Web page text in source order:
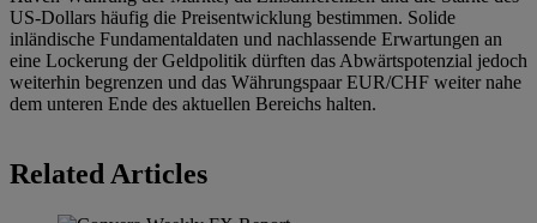
US-Dollars häufig die Preisentwicklung bestimmen. Solide
inländische Fundamentaldaten und nachlassende Erwartungen an
eine Lockerung der Geldpolitik dürften das Abwärtspotenzial jedoch
weiterhin begrenzen und das Währungspaar EUR/CHF weiter nahe
dem unteren Ende des aktuellen Bereichs halten.
Related Articles